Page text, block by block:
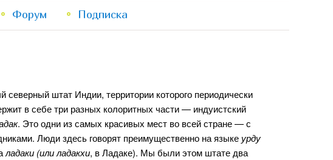
Форум Подписка
штат Индии, территории которого периодически
в себе три разных колоритных части — индуистский
. Это одни из самых красивых мест во всей стране — с
Люди здесь говорят преимущественно на языке урду
ладаки (или ладакхи, в Ладаке). Мы были этом штате два